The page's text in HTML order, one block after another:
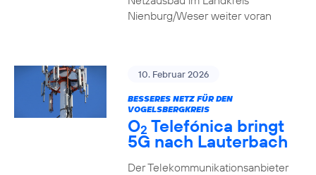
Nienburg/Weser weiter voran
10. Februar 2026
BESSERES NETZ FÜR DEN
VOGELSBERGKREIS
O2 Telefónica bringt
5G nach Lauterbach
Der Telekommunikationsanbieter